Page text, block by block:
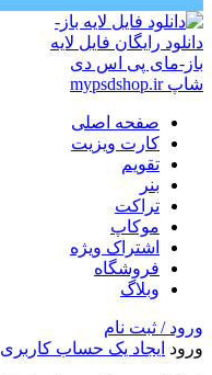
صفحه اصلی
کارت ویزیت
تقویم
بنر
تراکت
موکاپ
اشتراک ویژه
فروشگاه
وبلاگ
ورود / ثبت نام
ورود ایجاد یک حساب کاربری